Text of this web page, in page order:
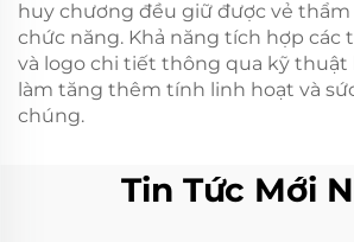
huy chương đều giữ được vẻ thẩm
chức năng. Khả năng tích hợp các
và logo chi tiết thông qua kỹ thuật
làm tăng thêm tính linh hoạt và
chúng.
Tin Tức Mới